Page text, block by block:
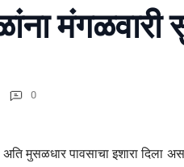
मंगळवारी
0
मुसळधार पावसाचा इशारा दिला